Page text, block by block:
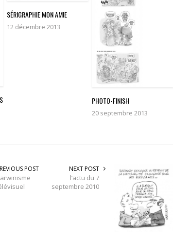
SÉRIGRAPHIE MON AMIE
12 décembre 2013
PHOTO-FINISH
20 septembre 2013
POST NEXT POST
l’actu du 7
septembre 2010